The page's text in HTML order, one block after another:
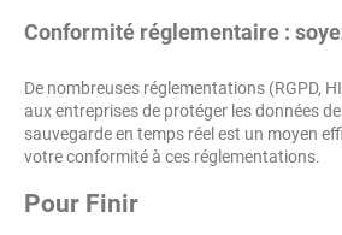
Conformité réglementaire :
De nombreuses réglementations (RGPD,
aux entreprises de protéger les données
sauvegarde en temps réel est un moyen
votre conformité à ces réglementations.
Pour Finir